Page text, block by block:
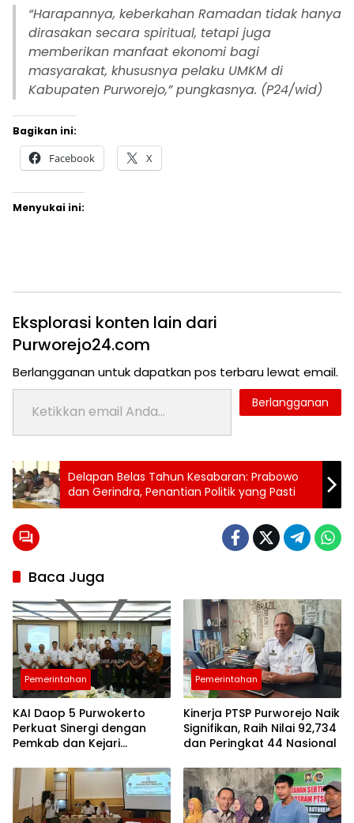
“Harapannya, keberkahan Ramadan tidak hanya
dirasakan secara spiritual, tetapi juga
memberikan manfaat ekonomi bagi
masyarakat, khususnya pelaku UMKM di
Kabupaten Purworejo,” pungkasnya. (P24/wid)
Bagikan ini:
Facebook X
Menyukai ini:
Eksplorasi konten lain dari
Purworejo24.com
Berlangganan untuk dapatkan pos terbaru lewat email.
Ketikkan email Anda...
Berlangganan
Tag:
24 jam
purworejo
berita
24
jam
berita
purworejo
berita
purworejo
hari ini
Berita
Purworejo
Terkini
berita
terkini
purworejo
Delapan Belas Tahun Kesabaran: Prabowo
dan Gerindra, Penantian Politik yang Pasti
Baca Juga
Pemerintahan
KAI Daop 5 Purwokerto
Perkuat Sinergi dengan
Pemkab dan Kejari
Publik jadi Prioritas
Pemerintahan
Kinerja PTSP Purworejo Naik
Signifikan, Raih Nilai 92,734
dan Peringkat 44 Nasional